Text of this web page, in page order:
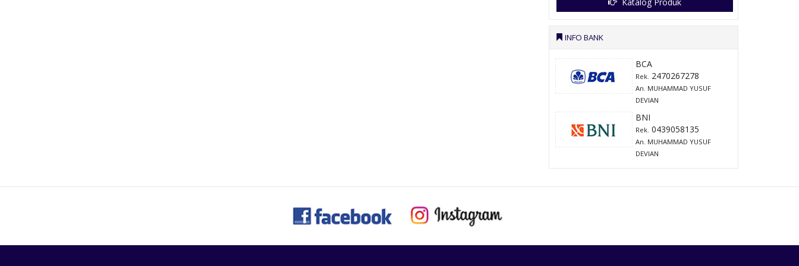
INFO BANK
BCA
Rek. 2470267278
An. MUHAMMAD YUSUF
DEVIAN
BNI
Rek. 0439058135
An. MUHAMMAD YUSUF
DEVIAN